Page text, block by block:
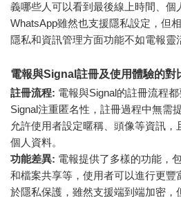
義哪些人可以看到最後線上時間、個
WhatsApp雖然也支援隱私設定，但
隱私和資訊管理方面功能不如電報靈
電報與Signal註冊及使用體驗的對
註冊流程: 電報與Signal的註冊流程
Signal注重匿名性，註冊過程中無需
允許使用者設定暱稱、頭像等資訊，
個人資料。
功能差異: 電報提供了多樣的功能，
和檔案共享等，使用者可以進行更豐
於隱私保護，雖然支援端到端加密，